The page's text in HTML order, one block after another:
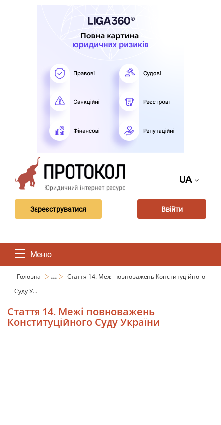
UA
Зареєструватися Ввійти
Меню
Головна ...
Стаття 14. Межі повноважень Конституційного
Суду У...
Стаття 14. Межі повноважень
Конституційного Суду України